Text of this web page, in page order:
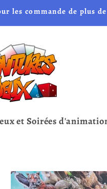
commande de plus de
et Soirées